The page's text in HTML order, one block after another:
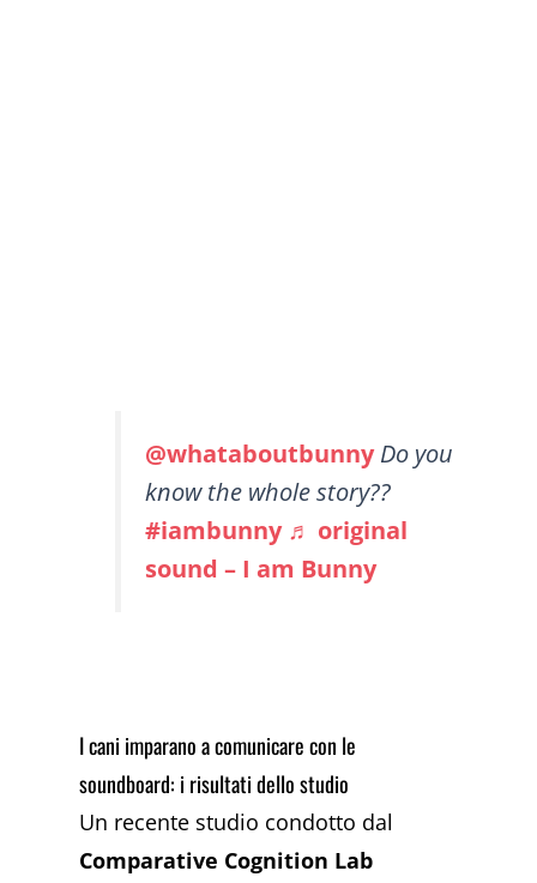
@whataboutbunnyDo you
know the whole story??
#iambunny ♬ original
sound – I am Bunny
I cani imparano a comunicare con le
soundboard: i risultati dello studio
Un recente studio condotto dal
Comparative Cognition Lab